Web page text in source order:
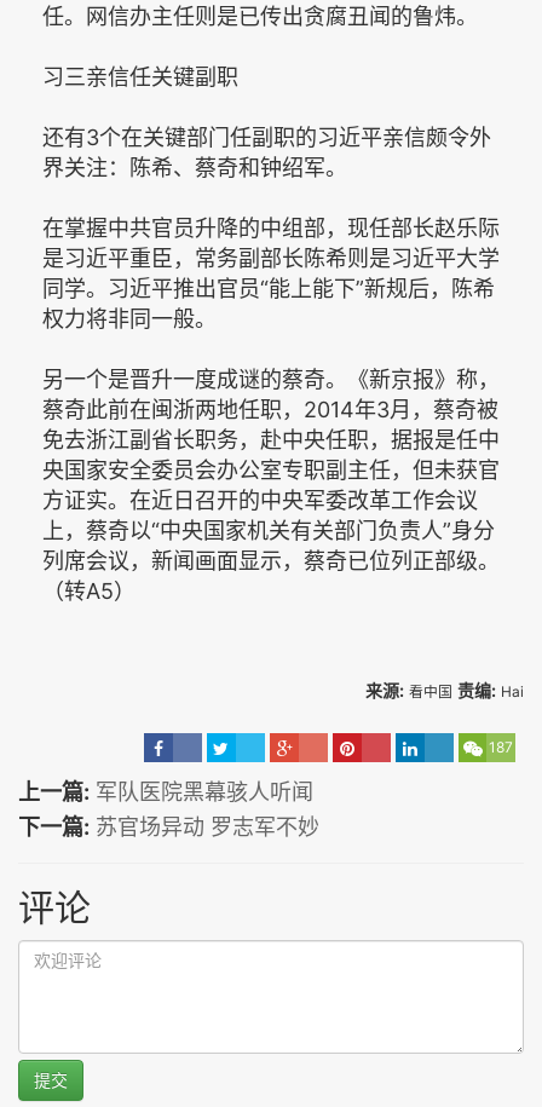
任。网信办主任则是已传出贪腐丑闻的鲁炜。
习三亲信任关键副职
还有3个在关键部门任副职的习近平亲信颇令外
界关注：陈希、蔡奇和钟绍军。
在掌握中共官员升降的中组部，现任部长赵乐际
是习近平重臣，常务副部长陈希则是习近平大学
同学。习近平推出官员“能上能下”新规后，陈希
权力将非同一般。
另一个是晋升一度成谜的蔡奇。《新京报》称，
蔡奇此前在闽浙两地任职，2014年3月，蔡奇被
免去浙江副省长职务，赴中央任职，据报是任中
央国家安全委员会办公室专职副主任，但未获官
方证实。在近日召开的中央军委改革工作会议
上，蔡奇以“中央国家机关有关部门负责人”身分
列席会议，新闻画面显示，蔡奇已位列正部级。
（转A5）
来源: 看中国 责编: Hai
187
上一篇: 军队医院黑幕骇人听闻
下一篇: 苏官场异动 罗志军不妙
评论
提交